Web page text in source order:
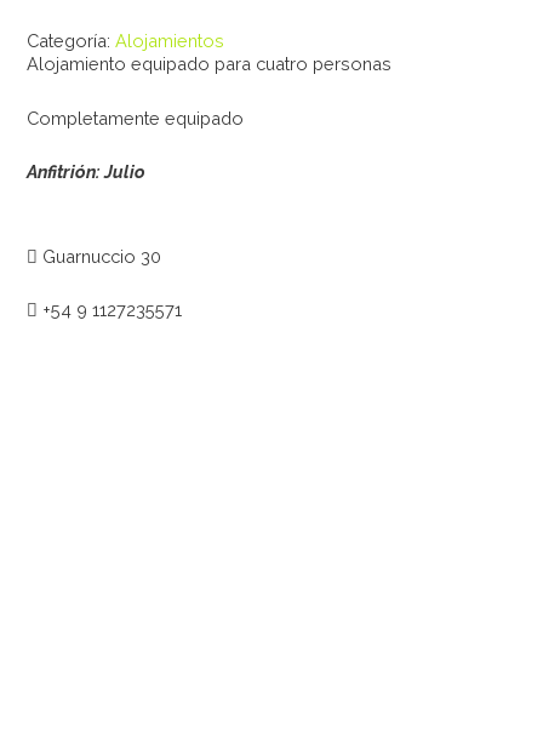
Categoría:Alojamientos
Alojamiento equipado para cuatro personas
Completamente equipado
Anfitrión: Julio
Guarnuccio 30
+54 9 1127235571